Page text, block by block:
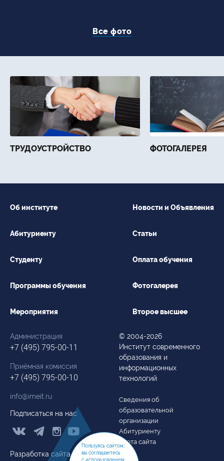
Все фото
ТРУДОУСТРОЙСТВО ФОТОГАЛЕРЕЯ
Об институте
Абитуриенту
Студенту
Программы обучения
Мероприятия
Новости и Объявления
Статьи
Оплата обучения
Фотогалерея
Второе высшее
Подписаться на нас
  
Разработка сайта
Администрация
+7 (495) 795-00-11
Приёмная комиссия
+7 (495) 795-00-10
info@imeit.ru
© 2004-2026
Институт современного
образования и
информационных
технологий
Сведения об
образовательной
организации
Абитуриенту
Карта сайта
Пользуясь сайтом,
вы соглашаетесь
с использованием